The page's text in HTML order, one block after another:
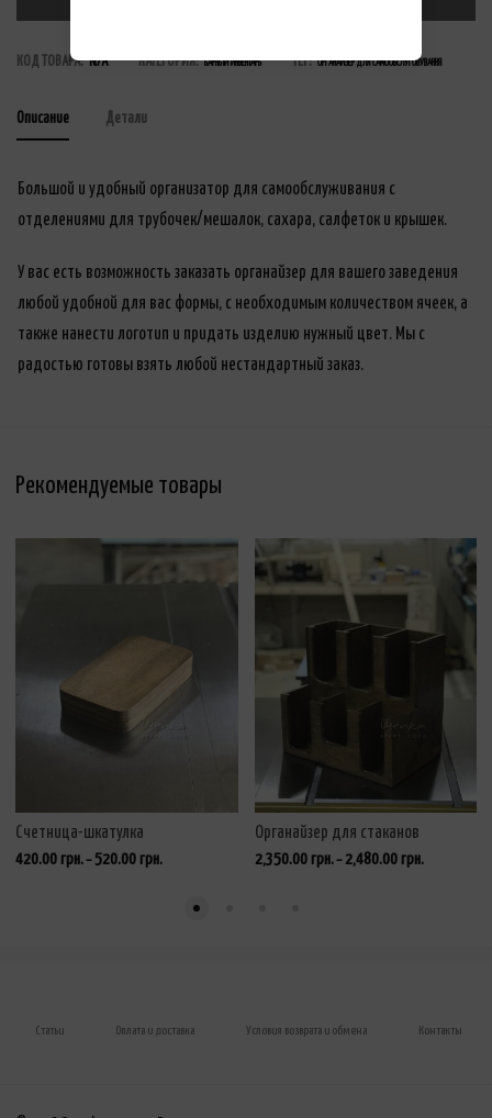
КОД ТОВАРА: N/A КАТЕГОРИЯ: БАРНЫЙ ИНВЕНТАРЬ ТЕГ: ОРГАНАЙЗЕР ДЛЯ САМООБСЛУГОВУВАННЯ
Описание Детали
Большой и удобный организатор для самообслуживания с
отделениями для трубочек/мешалок, сахара, салфеток и крышек.
У вас есть возможность заказать органайзер для вашего заведения
любой удобной для вас формы, с необходимым количеством ячеек, а
также нанести логотип и придать изделию нужный цвет. Мы с
радостью готовы взять любой нестандартный заказ.
Рекомендуемые товары
Счетница-шкатулка
420.00 грн.–520.00 грн.
Органайзер для стаканов
2,350.00 грн.– 2,480.00 грн.
Статьи Оплата и доставка Условия возврата и обмена Контакты